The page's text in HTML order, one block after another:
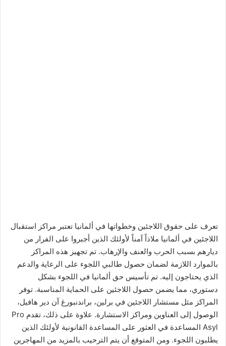
تعرف على حقوق اللاجئين وخطواتها في ألمانيا تعتبر مراكز استقبال
اللاجئين في ألمانيا ملاذاً آمناً لأولئك الذين أجبروا على الفرار من
ديارهم بسبب الحرب والعنف والإرهاب. تم تجهيز هذه المراكز
بالموارد اللازمة لضمان حصول طالبي اللجوء على الرعاية والدعم
الذي يحتاجون إليه. تم تأسيس حق ألمانيا في اللجوء بشكل
دستوري، مما يضمن حصول اللاجئين على الحماية المناسبة. توفر
المراكز مثل مستشار اللاجئين في برلين، براندنبورغ آن دير هافيل،
الوصول إلى العناوين ومراكز الاستشارة. علاوة على ذلك، تقدم Pro
Asyl المساعدة في العثور على المساعدة القانونية لأولئك الذين
يطلبون اللجوء. ومن المتوقع أن يتم الترحيب بالمزيد من المهاجرين